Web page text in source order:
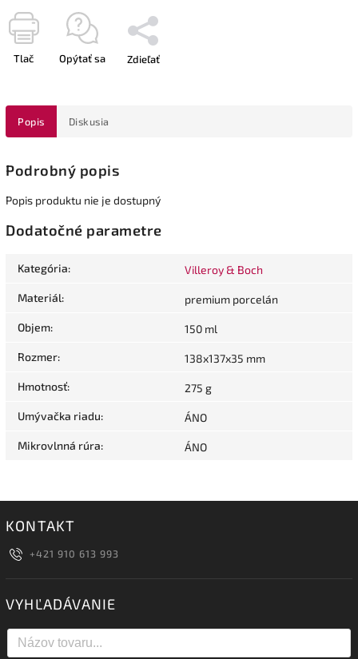
Tlač Opýtať sa Zdieľať
Popis Diskusia
Podrobný popis
Popis produktu nie je dostupný
Dodatočné parametre
Kategória: Villeroy & Boch
Materiál: premium porcelán
Objem: 150 ml
Rozmer: 138x137x35 mm
Hmotnosť: 275 g
Umývačka riadu: ÁNO
Mikrovlnná rúra: ÁNO
KONTAKT
+421 910 613 993
VYHĽADÁVANIE